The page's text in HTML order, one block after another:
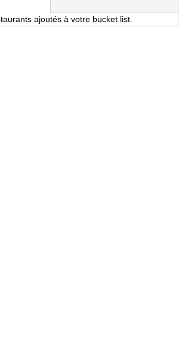
ajoutés à votre bucket list.